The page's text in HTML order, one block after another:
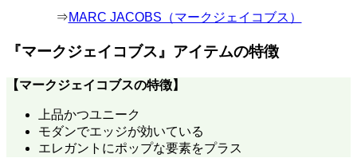
⇒MARC JACOBS（マークジェイコブス）
『マークジェイコブス』アイテムの特徴
【マークジェイコブスの特徴】
上品かつユニーク
モダンでエッジが効いている
エレガントにポップな要素をプラス